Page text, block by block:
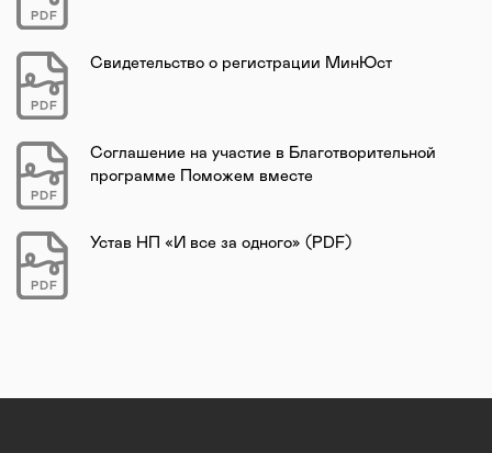
PDF
PDF
Свидетельство о регистрации МинЮст
PDF
Соглашение на участие в Благотворительной
программе Поможем вместе
PDF
Устав НП «И все за одного» (PDF)